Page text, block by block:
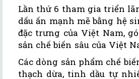
Lần thứ 6 tham gia triển
dấu ấn mạnh mẽ bằng hệ
đặc trưng của Việt Nam,
sản chế biến sâu của Việt
Các dòng sản phẩm chế
thạch dừa, tinh dầu tự